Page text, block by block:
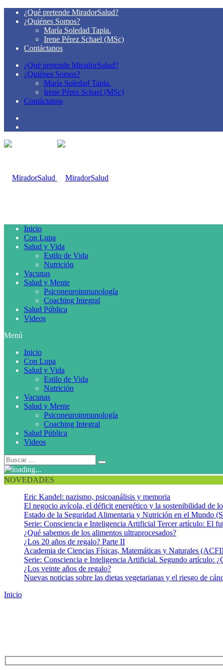
¿Qué pretende MiradorSalud?
¿Quiénes Somos?
María Soledad Tapia.
Irene Pérez Schael (MSc)
Contáctanos
¿Qué pretende MiradorSalud?
¿Quiénes Somos?
María Soledad Tapia.
Irene Pérez Schael (MSc)
Contáctanos
Inicio
Con Lupa
Salud y Vida
Estilo de Vida
Nutrición
Vacunas
Salud y Mente
Psiconeuroinmunología
Coaching Integral
Salud Pública
Videos
Menú
Inicio
Con Lupa
Salud y Vida
Estilo de Vida
Nutrición
Vacunas
Salud y Mente
Psiconeuroinmunología
Coaching Integral
Salud Pública
Videos
NOVEDADES
Eric Kandel: nazismo, psicoanálisis y memoria
El negocio avícola, el déficit energético y la sostenibilidad de
Estado de la Seguridad Alimentaria y Nutrición en el Mundo
Serie: Consciencia e Inteligencia Artificial Tercer artículo: El
¿Qué sabemos de los alimentos ultraprocesados?
¿Los 20 años de regalo? Parte II
Academia de Ciencias Físicas, Matemáticas y Naturales
Serie: Consciencia e Inteligencia Artificial. Segundo artículo:
¿Los veinte años de regalo?
Nuevas noticias sobre las dietas vegetarianas y el riesgo de
Inicio